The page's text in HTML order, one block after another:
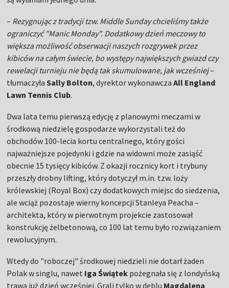
– Rezygnując z tradycji tzw. Middle Sunday chcieliśmy także
ograniczyć "Manic Monday". Dodatkowy dzień meczowy to
większa możliwość obserwacji naszych rozgrywek przez
kibiców na całym świecie, bo występy największych gwiazd czy
rewelacji turnieju nie będą tak skumulowane, jak wcześniej–
tłumaczyłaSally Bolton, dyrektor wykonawczaAll England
Lawn Tennis Club.
Dwa lata temu pierwszą edycję z planowymi meczami w
środkową niedzielę gospodarze wykorzystali też do
obchodów 100-lecia kortu centralnego, który gości
najważniejsze pojedynki i gdzie na widowni może zasiąść
obecnie 15 tysięcy kibiców. Z okazji rocznicy kort i trybuny
przeszły drobny lifting, który dotyczył m.in. tzw. loży
królewskiej (Royal Box) czy dodatkowych miejsc do siedzenia,
ale wciąż pozostaje wierny koncepcji Stanleya Peacha –
architekta, który w pierwotnym projekcie zastosował
konstrukcję żelbetonową, co 100 lat temu było rozwiązaniem
rewolucyjnym.
Wtedy do "roboczej" środkowej niedzieli nie dotarł żaden
Polak w singlu, nawet Iga Świątek pożegnała się z londyńską
trawą już dzień wcześniej. Grali tylko w deblu Magdalena